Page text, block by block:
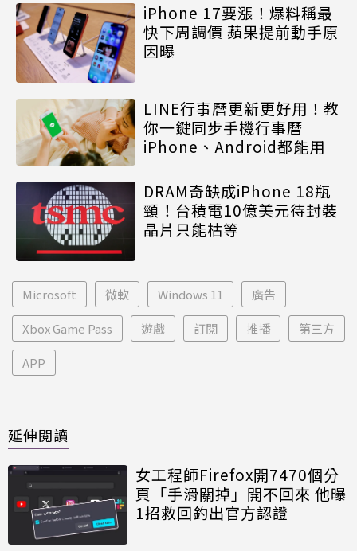
iPhone 17要漲！爆料稱最
快下周調價 蘋果提前動手原
因曝
LINE行事曆更新更好用！教
你一鍵同步手機行事曆
iPhone、Android都能用
DRAM奇缺成iPhone 18瓶
頸！台積電10億美元待封裝
晶片只能枯等
Microsoft 微軟 Windows 11 廣告
Xbox Game Pass 遊戲 訂閱 推播 第三方
APP
延伸閱讀
女工程師Firefox開7470個分
頁「手滑關掉」開不回來 他曝
1招救回釣出官方認證